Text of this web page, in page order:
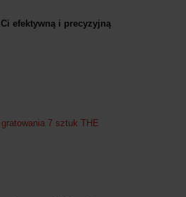
efektywną i precyzyjną
7 sztuk THE